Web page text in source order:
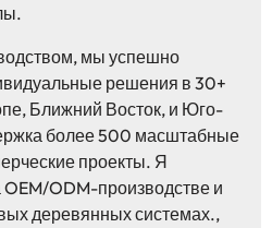
мы успешно
решения в 30+
Ближний Восток, и Юго-
более 500 масштабные
проекты. Я
ODM-производстве и
деревянных системах.,